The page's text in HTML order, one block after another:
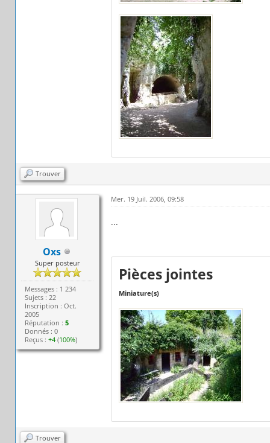
Trouver
Oxs
Super posteur
Messages : 1 234
Sujets : 22
Inscription : Oct.
2005
Réputation :5
Donnés : 0
Reçus :+4 (100%)
Mer. 19 Juil. 2006, 09:58
...
Pièces jointes
Miniature(s)
Trouver